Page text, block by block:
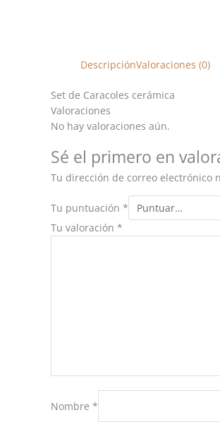
DescripciónValoraciones (0)
Set de Caracoles cerámica
Valoraciones
No hay valoraciones aún.
Sé el primero en
Tu dirección de correo electrónico
Tu puntuación *
Tu valoración *
Nombre *